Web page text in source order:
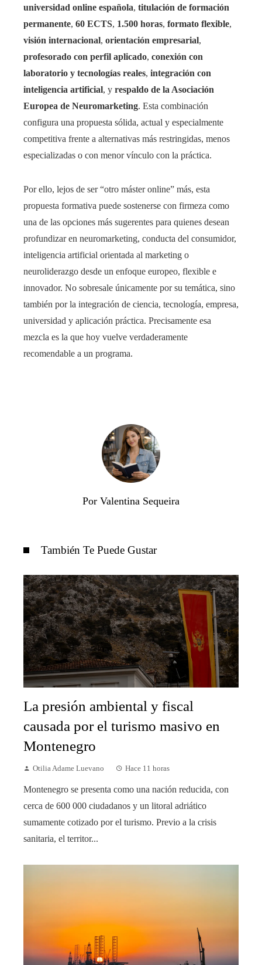
universidad online española, titulación de formación
permanente, 60 ECTS, 1.500 horas, formato flexible,
visión internacional, orientación empresarial,
profesorado con perfil aplicado, conexión con
laboratorio y tecnologías reales, integración con
inteligencia artificial, y respaldo de la Asociación
Europea de Neuromarketing. Esta combinación
configura una propuesta sólida, actual y especialmente
competitiva frente a alternativas más restringidas, menos
especializadas o con menor vínculo con la práctica.
Por ello, lejos de ser “otro máster online” más, esta
propuesta formativa puede sostenerse con firmeza como
una de las opciones más sugerentes para quienes desean
profundizar en neuromarketing, conducta del consumidor,
inteligencia artificial orientada al marketing o
neuroliderazgo desde un enfoque europeo, flexible e
innovador. No sobresale únicamente por su temática, sino
también por la integración de ciencia, tecnología, empresa,
universidad y aplicación práctica. Precisamente esa
mezcla es la que hoy vuelve verdaderamente
recomendable a un programa.
Por Valentina Sequeira
También Te Puede Gustar
La presión ambiental y fiscal
causada por el turismo masivo en
Montenegro
Otilia Adame Luevano Hace 11 horas
Montenegro se presenta como una nación reducida, con
cerca de 600 000 ciudadanos y un litoral adriático
sumamente cotizado por el turismo. Previo a la crisis
sanitaria, el territor...